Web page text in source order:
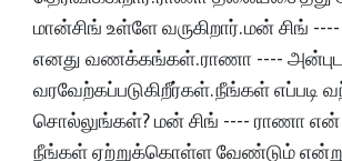
மான்சிங் உள்ளே வருகிறார். மன் சிங்
எனது வணக்கங்கள். ராணா ----
வரவேற்கப்படுகிறீர்கள். நீங்கள் எப்படி
சொல்லுங்கள்? மன் சிங் ---- ராணா என்
நீங்கள் ஏற்றுக்கொள்ள வேண்டும்